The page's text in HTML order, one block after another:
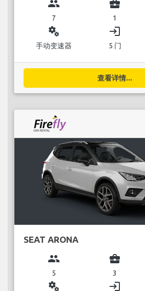
group
7
business_center
1
miscellaneous_services
手动变速器
login
5 门
查看详情...
SEAT ARONA
group
5
business_center
3
miscellaneous_services login